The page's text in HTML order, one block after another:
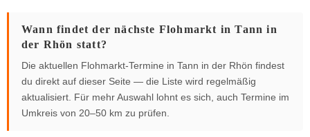
Wann findet der nächste Flohmarkt in Tann in
der Rhön statt?
Die aktuellen Flohmarkt-Termine in Tann in der Rhön findest
du direkt auf dieser Seite — die Liste wird regelmäßig
aktualisiert. Für mehr Auswahl lohnt es sich, auch Termine im
Umkreis von 20–50 km zu prüfen.